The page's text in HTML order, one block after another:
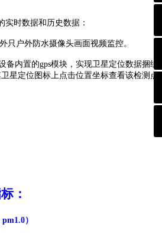
实时数据和历史数据：
只户外防水摄像头画面视频监控。
备内置的gps模块，实现卫星定位数据捆
星定位图标上点击位置坐标查看该检测
：
pm1.0）